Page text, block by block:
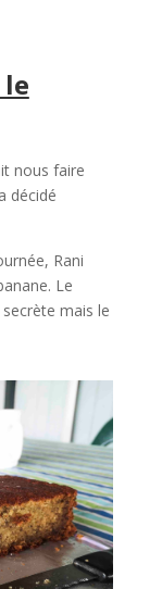
nous faire
décidé
Rani
Le
mais le